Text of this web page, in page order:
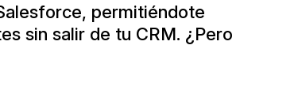
permitiéndote
sin salir de tu CRM. ¿Pero